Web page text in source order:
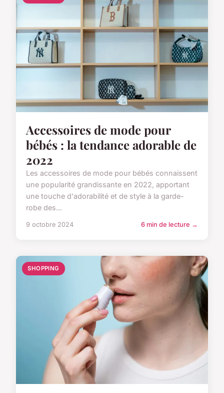
Accessoires de mode pour
bébés : la tendance adorable de
2022
Les accessoires de mode pour bébés connaissent
une popularité grandissante en 2022, apportant
une touche d'adorabilité et de style à la garde-
robe des...
9 octobre 2024 6 min de lecture →
SHOPPING